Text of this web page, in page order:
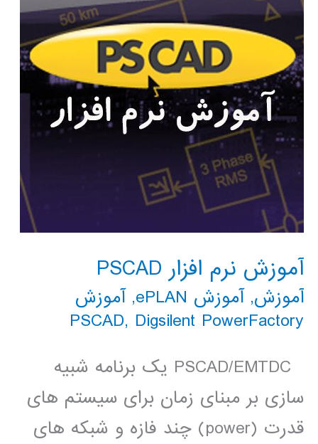
آموزش نرم افزار PSCAD
آموزش,آموزش ePLAN ,آموزش
PSCAD, Digsilent PowerFactory
PSCAD/EMTDC یک برنامه شبیه
سازی بر مبنای زمان برای سیستم های
قدرت (power) چند فازه و شبکه های